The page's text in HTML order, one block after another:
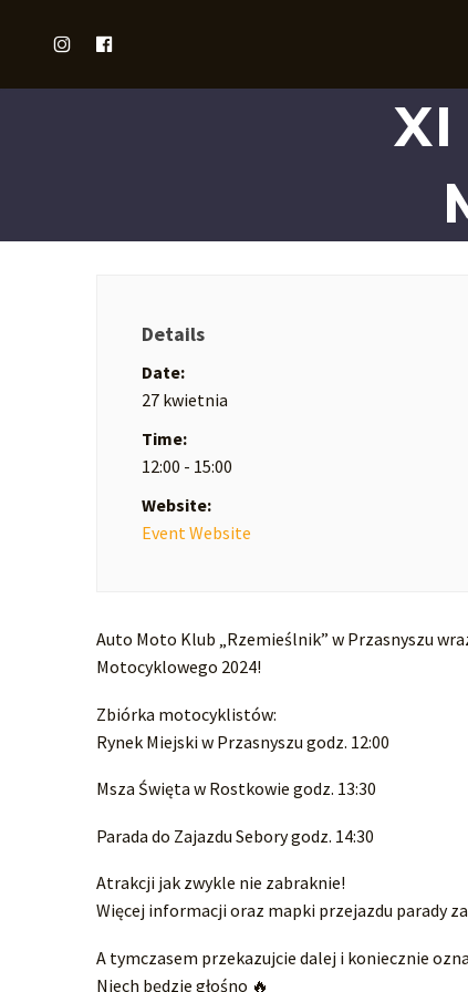
XI
Details
Date:
27 kwietnia
Time:
12:00 - 15:00
Website:
Event Website
Auto Moto Klub „Rzemieślnik” w Przasnyszu
Motocyklowego 2024!
Zbiórka motocyklistów:
Rynek Miejski w Przasnyszu godz. 12:00
Msza Święta w Rostkowie godz. 13:30
Parada do Zajazdu Sebory godz. 14:30
Atrakcji jak zwykle nie zabraknie!
Więcej informacji oraz mapki przejazdu parady
A tymczasem przekazujcie dalej i koniecznie
Niech będzie głośno 🔥